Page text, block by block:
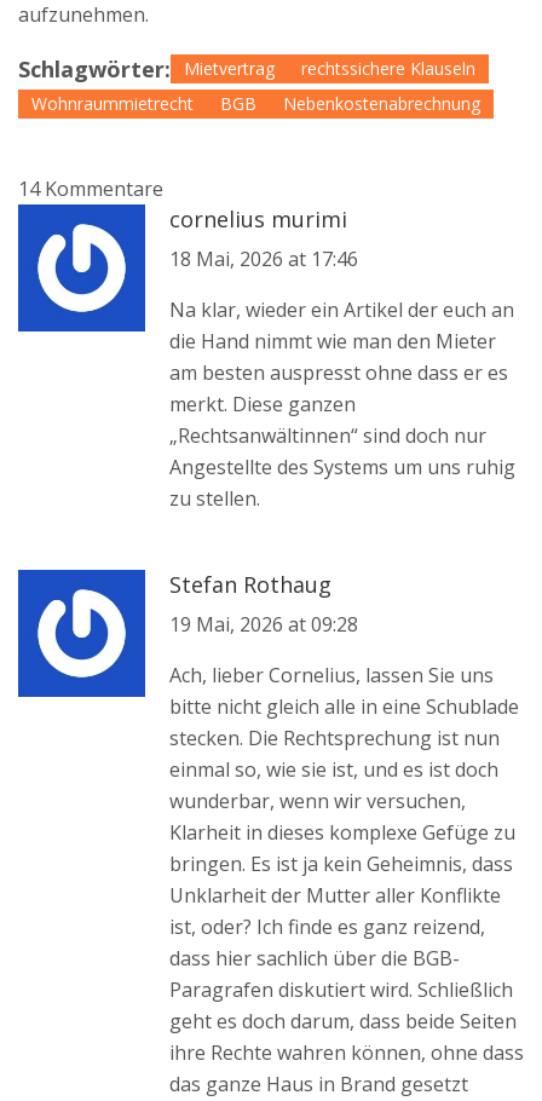
aufzunehmen.
Schlagwörter: Mietvertrag
rechtssichere Klauseln
Wohnraummietrecht
BGB Nebenkostenabrechnung
14 Kommentare
cornelius murimi
18 Mai, 2026 at 17:46
Na klar, wieder ein Artikel der euch an
die Hand nimmt wie man den Mieter
am besten auspresst ohne dass er es
merkt. Diese ganzen
„Rechtsanwältinnen“ sind doch nur
Angestellte des Systems um uns ruhig
zu stellen.
Stefan Rothaug
19 Mai, 2026 at 09:28
Ach, lieber Cornelius, lassen Sie uns
bitte nicht gleich alle in eine Schublade
stecken. Die Rechtsprechung ist nun
einmal so, wie sie ist, und es ist doch
wunderbar, wenn wir versuchen,
Klarheit in dieses komplexe Gefüge zu
bringen. Es ist ja kein Geheimnis, dass
Unklarheit der Mutter aller Konflikte
ist, oder? Ich finde es ganz reizend,
dass hier sachlich über die BGB-
Paragrafen diskutiert wird. Schließlich
geht es doch darum, dass beide Seiten
ihre Rechte wahren können, ohne dass
das ganze Haus in Brand gesetzt